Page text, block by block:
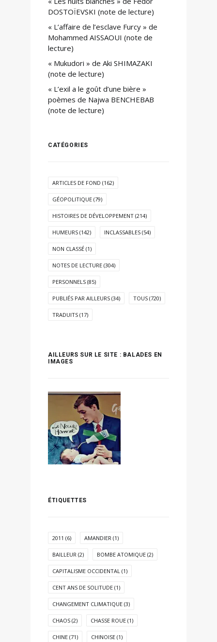
DOSTOÏEVSKI (note de lecture)
« L’affaire de l’esclave Furcy » de
Mohammed AISSAOUI (note de
lecture)
« Mukudori » de Aki SHIMAZAKI
(note de lecture)
« L’exil a le goût d’une bière »
poèmes de Najwa BENCHEBAB
(note de lecture)
CATÉGORIES
ARTICLES DE FOND (162)
GÉOPOLITIQUE (79)
HISTOIRES DE DÉVELOPPEMENT (214)
HUMEURS (142) INCLASSABLES (54)
NON CLASSÉ (1)
NOTES DE LECTURE (304)
PERSONNELS (85)
PUBLIÉS PAR AILLEURS (34) TOUS (720)
TRADUITS (17)
AILLEURS SUR LE SITE : BALADES EN
IMAGES
ÉTIQUETTES
2011 (6) AMANDIER (1)
BAILLEUR (2) BOMBE ATOMIQUE (2)
CAPITALISME OCCIDENTAL (1)
CENT ANS DE SOLITUDE (1)
CHANGEMENT CLIMATIQUE (3)
CHAOS (2) CHASSE ROUE (1)
CHINE (71) CHINOISE (1)